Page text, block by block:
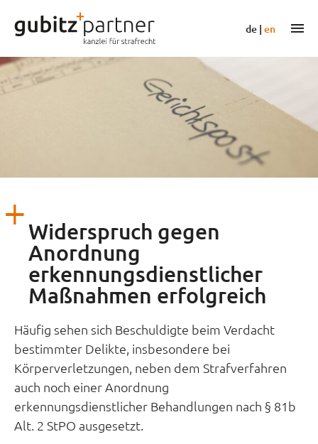
Inhalt
de | en
Widerspruch gegen
Anordnung
erkennungsdienstlicher
Maßnahmen erfolgreich
Häufig sehen sich Beschuldigte beim Verdacht
bestimmter Delikte, insbesondere bei
Körperverletzungen, neben dem Strafverfahren
auch noch einer Anordnung
erkennungsdienstlicher Behandlungen nach § 81b
Alt. 2 StPO ausgesetzt.